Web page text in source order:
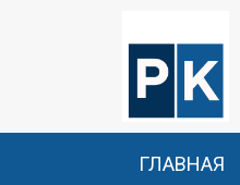
ГЛАВНАЯ